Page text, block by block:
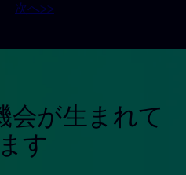
次へ>>
会が生まれて
す